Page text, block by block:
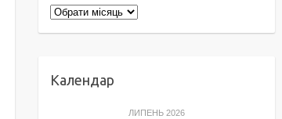
Архіви
Календар
ЛИПЕНЬ 2026